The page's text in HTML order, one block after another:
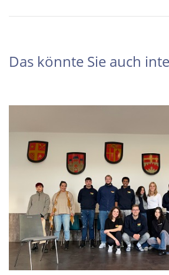
Das könnte Sie auch